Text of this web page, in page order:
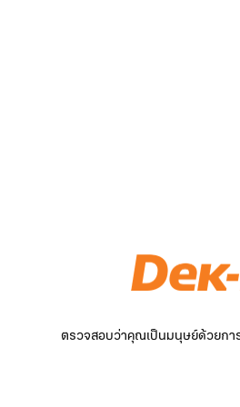
ตรวจสอบว่าคุณเป็นมนุษย์ด้วยกา